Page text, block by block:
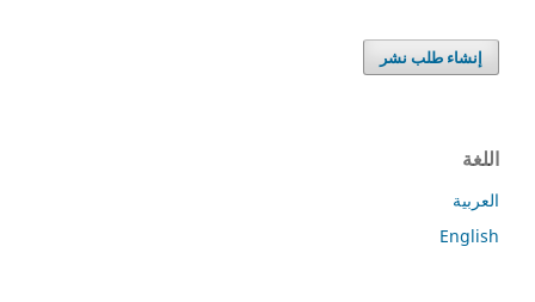
إنشاء طلب نشر
اللغة
العربية
English